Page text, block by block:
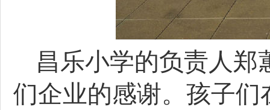
昌乐小学的负责人
们企业的感谢。孩子